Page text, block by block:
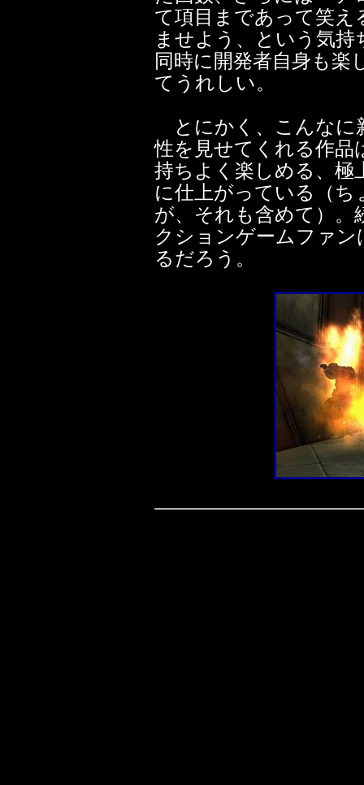
て項目まであって笑
ませよう、という気
同時に開発者自身も楽
てうれしい。
とにかく、こんなに
性を見せてくれる作品
持ちよく楽しめる、極
に仕上がっている（
が、それも含めて）。
クションゲームファ
るだろう。